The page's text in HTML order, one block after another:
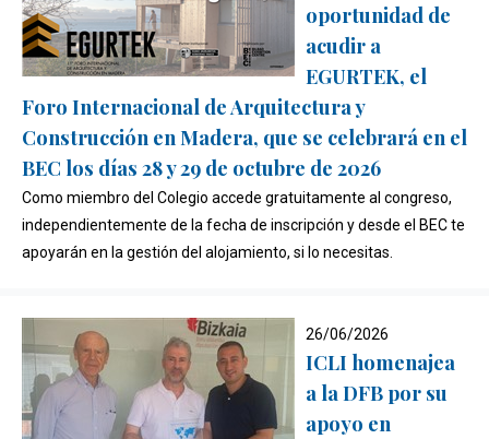
oportunidad de
acudir a
EGURTEK, el
Foro Internacional de Arquitectura y
Construcción en Madera, que se celebrará en el
BEC los días 28 y 29 de octubre de 2026
Como miembro del Colegio accede gratuitamente al congreso,
independientemente de la fecha de inscripción y desde el BEC te
apoyarán en la gestión del alojamiento, si lo necesitas.
26/06/2026
ICLI homenajea
a la DFB por su
apoyo en